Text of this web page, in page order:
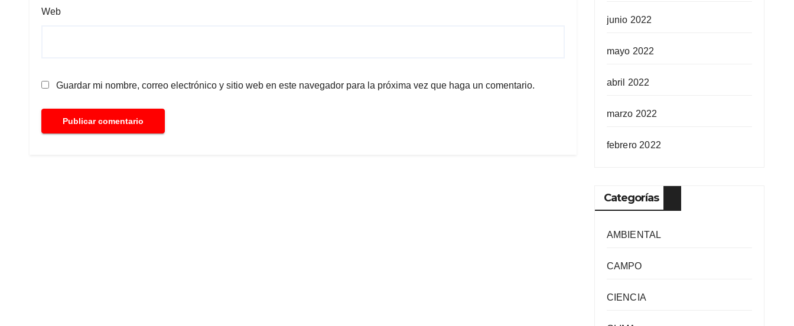
Web
Guardar mi nombre, correo electrónico y sitio web en este navegador para la próxima vez que haga un comentario.
junio 2022
mayo 2022
abril 2022
marzo 2022
febrero 2022
Categorías
AMBIENTAL
CAMPO
CIENCIA